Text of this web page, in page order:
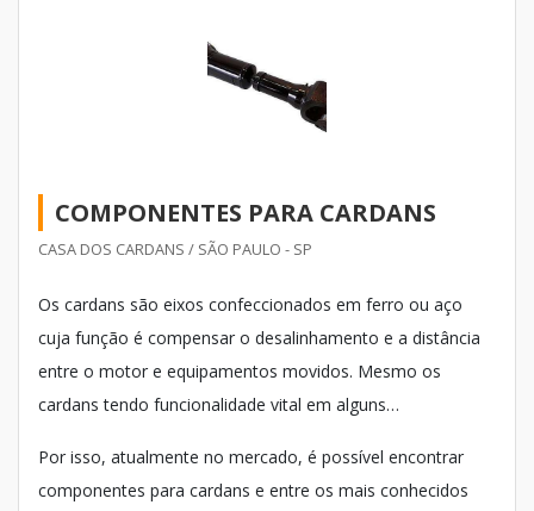
COMPONENTES PARA CARDANS
CASA DOS CARDANS / SÃO PAULO - SP
Os cardans são eixos confeccionados em ferro ou aço
cuja função é compensar o desalinhamento e a distância
entre o motor e equipamentos movidos. Mesmo os
cardans tendo funcionalidade vital em alguns
Por isso, atualmente no mercado, é possível encontrar
componentes para cardans e entre os mais conhecidos